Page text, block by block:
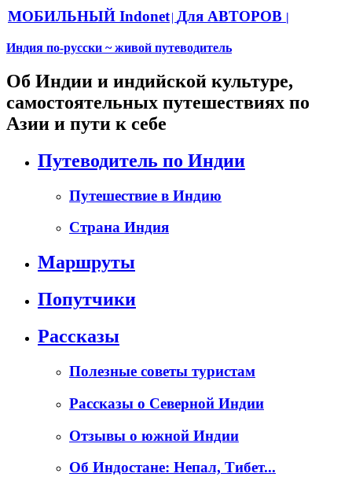
МОБИЛЬНЫЙ Indonet| Для АВТОРОВ |
Индия по-русски ~ живой путеводитель
Об Индии и индийской культуре,
самостоятельных путешествиях по
Азии и пути к себе
Путеводитель по Индии
Путешествие в Индию
Страна Индия
Маршруты
Попутчики
Рассказы
Полезные советы туристам
Рассказы о Северной Индии
Отзывы о южной Индии
Об Индостане: Непал, Тибет...